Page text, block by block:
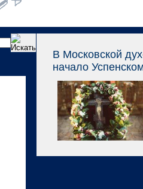
В Московской
начало